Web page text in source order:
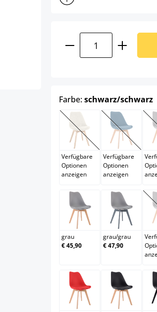
Produkt Anzahl:
Farbe:schwarz/schwarz
beige
(Diese Option ist
Verfügbare
Optionen
anzeigen
blau
(Diese
Verfügbare
Optionen
anzeigen
grau
grau
€ 45,90
grau/grau
grau/grau
€ 47,90
rot schwarz